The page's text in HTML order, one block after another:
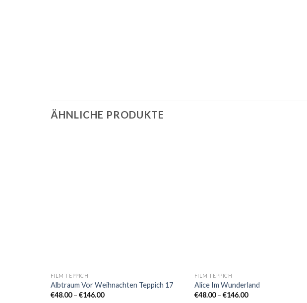
ÄHNLICHE PRODUKTE
FILM TEPPICH
Albtraum Vor Weihnachten Teppich 17
€48.00 – €146.00Preisspanne:
FILM TEPPICH
Alice Im Wunderland
€48.00 – €146.00Preisspanne: